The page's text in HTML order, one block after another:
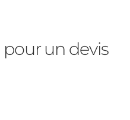
un devis